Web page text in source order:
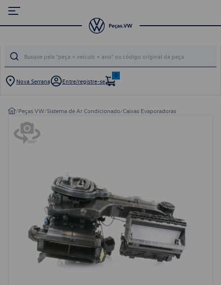
Nova Serrana Entre/registre-se
0
/Peças VW/Sistema de Ar Condicionado/Caixas Evaporadoras